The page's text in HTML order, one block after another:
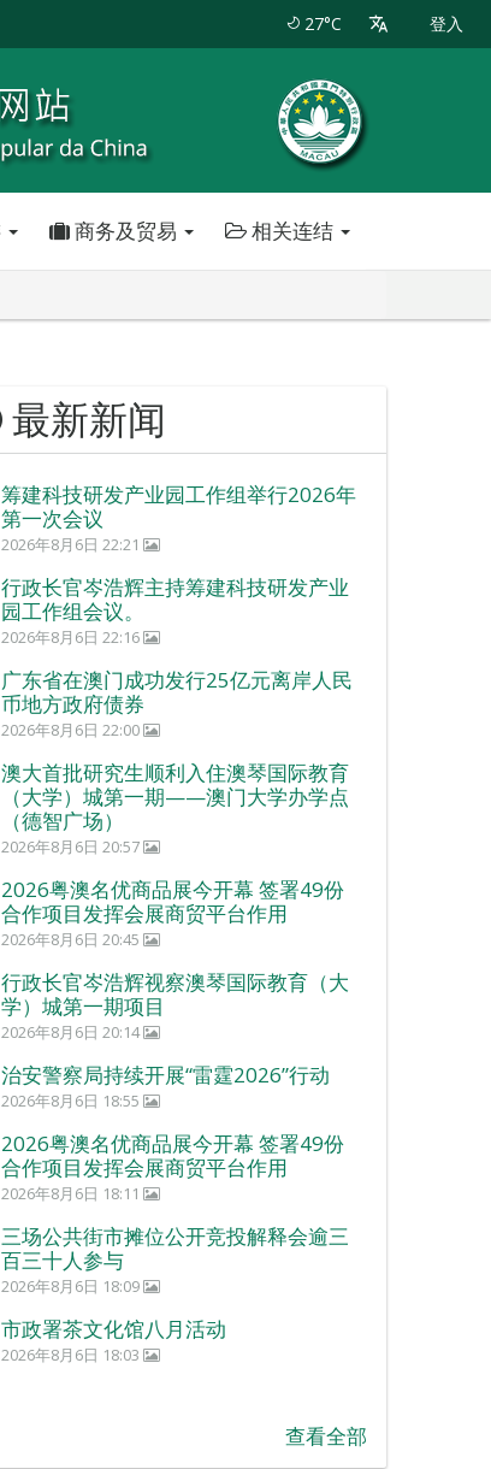
27°C 登入
商务及贸易 相关连结
最新新闻
筹建科技研发产业园工作组举行2026年
第一次会议
2026年8月6日 22:21
行政长官岑浩辉主持筹建科技研发产业
园工作组会议。
2026年8月6日 22:16
广东省在澳门成功发行25亿元离岸人民
币地方政府债券
2026年8月6日 22:00
澳大首批研究生顺利入住澳琴国际教育
（大学）城第一期——澳门大学办学点
（德智广场）
2026年8月6日 20:57
2026粤澳名优商品展今开幕 签署49份
合作项目发挥会展商贸平台作用
2026年8月6日 20:45
行政长官岑浩辉视察澳琴国际教育（大
学）城第一期项目
2026年8月6日 20:14
治安警察局持续开展“雷霆2026”行动
2026年8月6日 18:55
2026粤澳名优商品展今开幕 签署49份
合作项目发挥会展商贸平台作用
2026年8月6日 18:11
三场公共街市摊位公开竞投解释会逾三
百三十人参与
2026年8月6日 18:09
市政署茶文化馆八月活动
2026年8月6日 18:03
查看全部